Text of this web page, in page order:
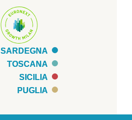
SARDEGNA
TOSCANA
SICILIA
PUGLIA